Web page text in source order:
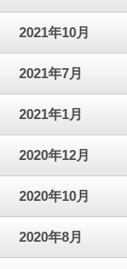
2021年10月
2021年7月
2021年1月
2020年12月
2020年10月
2020年8月